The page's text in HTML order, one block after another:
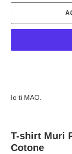
Io ti MAO.
T-shirt Muri
Cotone